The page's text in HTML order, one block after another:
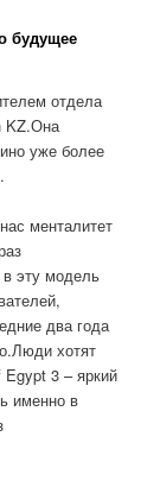
будущее
отдела
KZ.Она
уже более
менталитет
эту модель
два года
хотят
3 – яркий
именно в